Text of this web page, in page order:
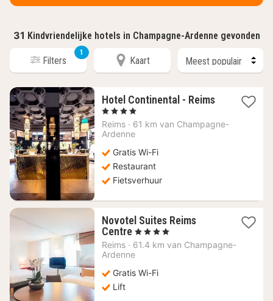
31 Kindvriendelijke hotels in Champagne-Ardenne gevonden
Filters
1
Kaart
Hotel Continental - Reims1
vanaf
155,46
, 4 Sterren
Reims · 61 km van Champagne-
Ardenne
Gratis Wi-Fi
Restaurant
Fietsverhuur
Novotel Suites Reims
Centre 1
nacht
vanaf
€
, 4 Sterren
Reims · 61.4 km van Champagne-
Ardenne
Gratis Wi-Fi
Lift